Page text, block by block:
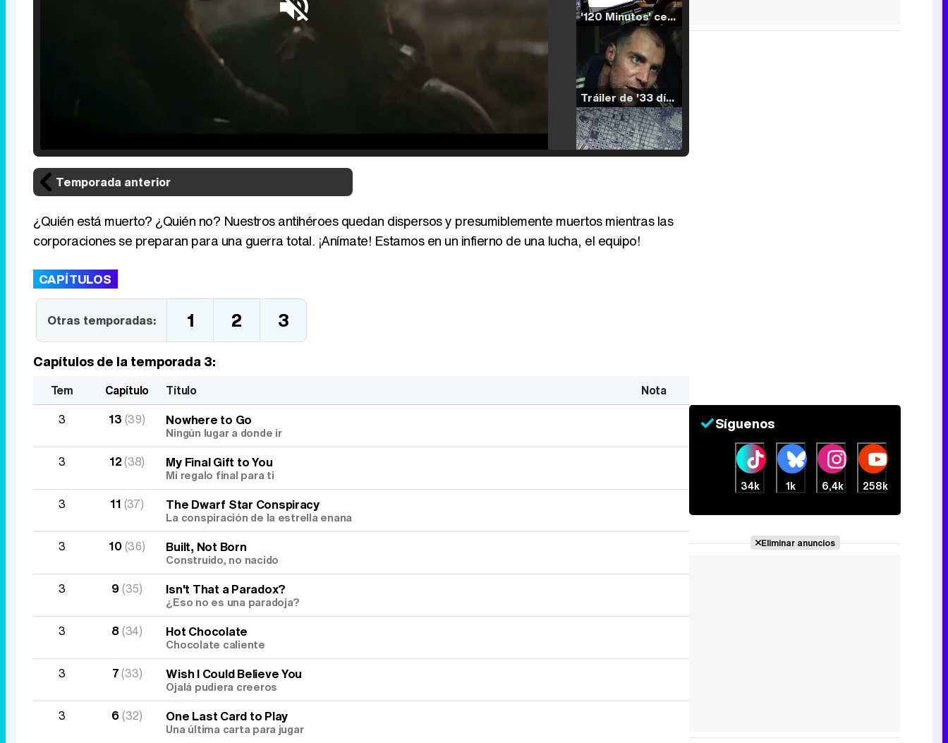
'120 Minutos' celebra sus 2.000 programas en Telemadrid con un vídeo del día a día en la redacción
Tráiler de '33 días', la nueva serie de Atresplayer con Julián Villagrán y José Manuel Poga
Temporada anterior
¿Quién está muerto? ¿Quién no? Nuestros antihéroes quedan dispersos y presumiblemente muertos mientras las
corporaciones se preparan para una guerra total. ¡Anímate! Estamos en un infierno de una lucha, el equipo!
CAPÍTULOS
Otras temporadas: 1 2 3
Capítulos de la temporada 3:
Tem Capítulo Título
Nota
3
13 (39) Nowhere to Go
Ningún lugar a donde ir
3 12(38) My Final Gift to You
Mi regalo final para ti
3 11 (37) The Dwarf Star Conspiracy
La conspiración de la estrella enana
3 10(36) Built, Not Born
Construido, no nacido
3 9(35) Isn't That a Paradox?
¿Eso no es una paradoja?
3 8(34) Hot Chocolate
Chocolate caliente
3 7(33) Wish I Could Believe You
Ojalá pudiera creeros
3 6(32) One Last Card to Play
Una última carta para jugar
Síguenos
34k 1k 6,4k 258k
Eliminar anuncios